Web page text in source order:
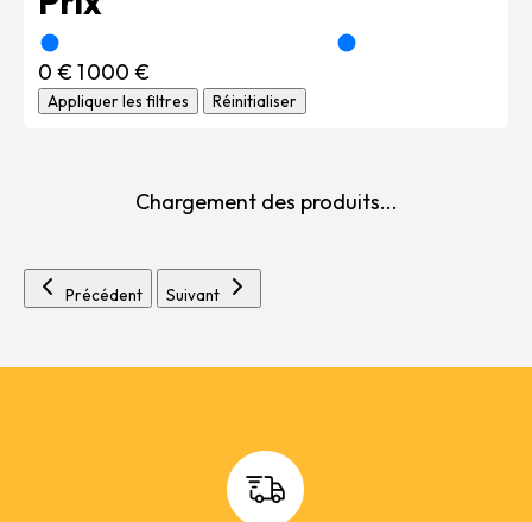
0 €1 000 €
Appliquer les filtres Réinitialiser
Chargement des produits...
Précédent Suivant